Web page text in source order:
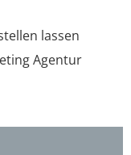
las­sen
Agen­tur